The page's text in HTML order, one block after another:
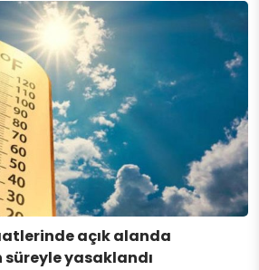
açık alanda
süreyle yasaklandı